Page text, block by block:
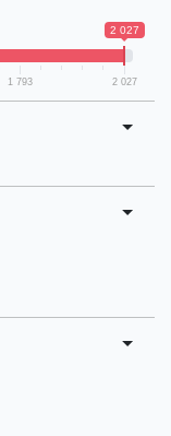
2 027
1 793 2 027